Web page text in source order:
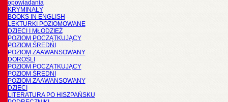
opowiadania
KRYMINAŁY
BOOKS IN ENGLISH
LEKTURKI POZIOMOWANE
DZIECI I MŁODZIEŻ
POZIOM POCZĄTKUJĄCY
POZIOM ŚREDNI
POZIOM ZAAWANSOWANY
DOROŚLI
POZIOM POCZĄTKUJĄCY
POZIOM ŚREDNI
POZIOM ZAAWANSOWANY
DZIECI
LITERATURA PO HISZPAŃSKU